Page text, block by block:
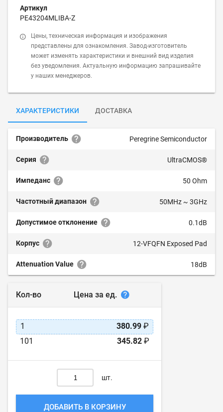
Артикул
PE43204MLIBA-Z
Цены, техническая информация и изображения
представлены для ознакомления. Завод-изготовитель
может изменять характеристики и внешний вид изделия
без уведомления. Актуальную информацию запрашивайте
у наших менеджеров.
ХАРАКТЕРИСТИКИ ДОСТАВКА
Производитель Peregrine Semiconductor
Серия UltraCMOS®
Импеданс 50 Ohm
Частотный диапазон 50MHz ~ 3GHz
Допустимое отклонение 0.1dB
Корпус 12-VFQFN Exposed Pad
Attenuation Value 18dB
Кол-во Цена за ед.
1 380.99 ₽
101
345.82 ₽
шт.
ДОБАВИТЬ В КОРЗИНУ